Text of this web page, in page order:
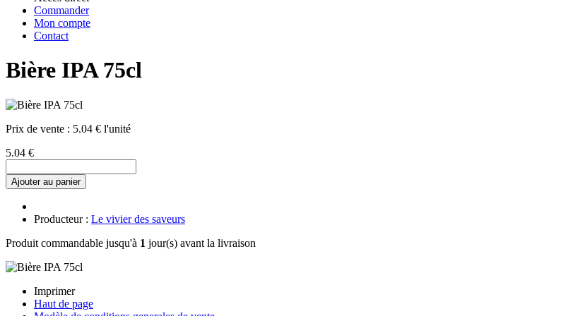
Commander
Mon compte
Contact
Bière IPA 75cl
Prix de vente : 5.04 € l'unité
5.04 €
Ajouter au panier
Producteur : Le vivier des saveurs
Produit commandable jusqu'à 1 jour(s) avant la livraison
Imprimer
Haut de page